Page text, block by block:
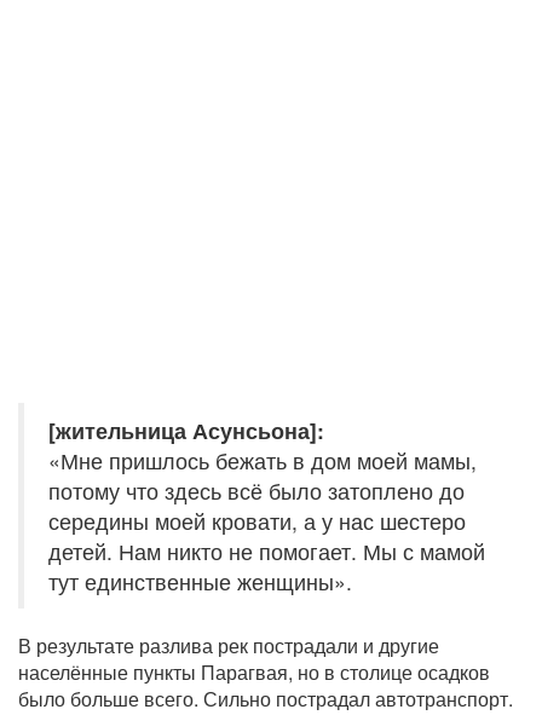
[жительница Асунсьона]:
«Мне пришлось бежать в дом моей мамы,
потому что здесь всё было затоплено до
середины моей кровати, а у нас шестеро
детей. Нам никто не помогает. Мы с мамой
тут единственные женщины».
В результате разлива рек пострадали и другие
населённые пункты Парагвая, но в столице осадков
было больше всего. Сильно пострадал автотранспорт.